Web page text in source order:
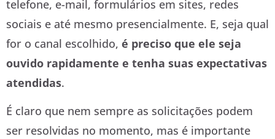
telefone, e-mail, formulários em sites, redes
sociais e até mesmo presencialmente. E, seja qual
for o canal escolhido, é preciso que ele seja
ouvido rapidamente e tenha suas expectativas
atendidas.
É claro que nem sempre as solicitações podem
ser resolvidas no momento, mas é importante